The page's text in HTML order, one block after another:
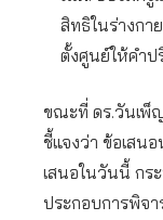
สิทธิในร่างกา
ตั้งศูนย์ให้คำป
ขณะที่ ดร.วันเพ็
ชี้แจงว่า ข้อเสน
เสนอในวันนี้ กร
ประกอบการพิจ